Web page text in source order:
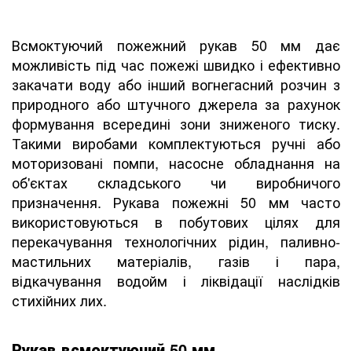
Всмоктуючий пожежний рукав 50 мм дає
можливість під час пожежі швидко і ефективно
закачати воду або інший вогнегасний розчин з
природного або штучного джерела за рахунок
формування всередині зони зниженого тиску.
Такими виробами комплектуються ручні або
моторизовані помпи, насосне обладнання на
об'єктах складського чи виробничого
призначення. Рукава пожежні 50 мм часто
використовуються в побутових цілях для
перекачування технологічних рідин, паливно-
мастильних матеріалів, газів і пара,
відкачування водойм і ліквідації наслідків
стихійних лих.